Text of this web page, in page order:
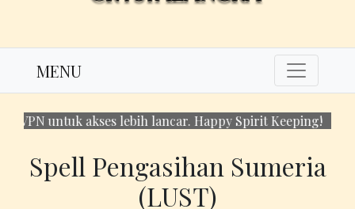
MENU
untuk akses lebih lancar. Happy Spirit Keeping!
Spell Pengasihan Sumeria
(LUST)